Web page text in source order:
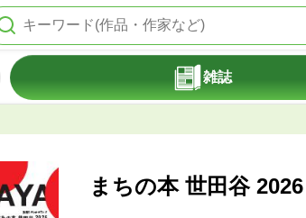
雑誌
まちの本 世田谷 2026